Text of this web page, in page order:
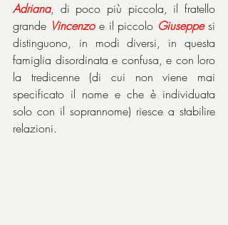
Adriana, di poco più piccola, il fratello
grande Vincenzo e il piccolo Giuseppe si
distinguono, in modi diversi, in questa
famiglia disordinata e confusa, e con loro
la tredicenne (di cui non viene mai
specificato il nome e che è individuata
solo con il soprannome) riesce a stabilire
relazioni.